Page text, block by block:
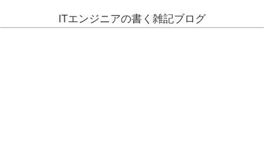
ITエンジニアの書く雑記ブログ